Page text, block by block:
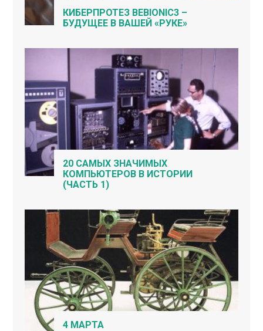
КИБЕРПРОТЕЗ BEBIONIC3 –
БУДУЩЕЕ В ВАШЕЙ «РУКЕ»
20 САМЫХ ЗНАЧИМЫХ
КОМПЬЮТЕРОВ В ИСТОРИИ
(ЧАСТЬ 1)
4 МАРТА